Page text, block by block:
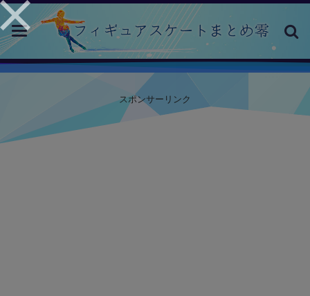
toggle
navigation
スポンサーリンク